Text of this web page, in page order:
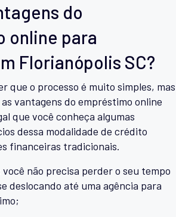
do
online para
Florianópolis SC?
que o processo é muito simples, mas
vantagens do empréstimo online
que você conheça algumas
dessa modalidade de crédito
financeiras tradicionais.
você não precisa perder o seu tempo
deslocando até uma agência para